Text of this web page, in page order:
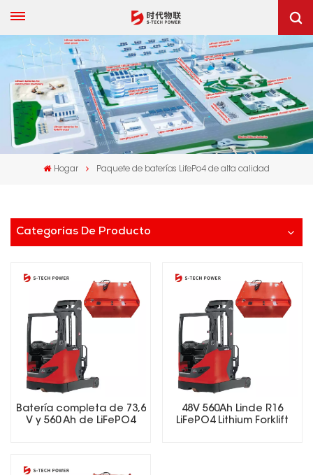
Hogar Paquete de baterías LifePo4 de alta calidad
Categorías De Producto
Batería completa de 73,6
V y 560 Ah de LiFePO4
BMS.
48V 560Ah Linde R16
LiFePO4 Lithium Forklift